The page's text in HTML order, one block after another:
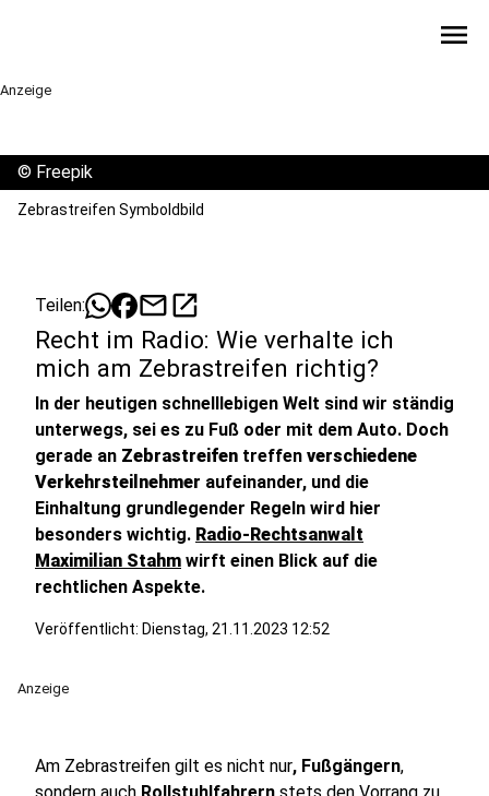
menu
Anzeige
© Freepik
Zebrastreifen Symboldbild
Teilen: mailopen_in_new
Recht im Radio: Wie verhalte ich
mich am Zebrastreifen richtig?
In der heutigen schnelllebigen Welt sind wir ständig
unterwegs, sei es zu Fuß oder mit dem Auto. Doch
gerade an Zebrastreifen treffen verschiedene
Verkehrsteilnehmer aufeinander, und die
Einhaltung grundlegender Regeln wird hier
besonders wichtig. Radio-Rechtsanwalt
Maximilian Stahm wirft einen Blick auf die
rechtlichen Aspekte.
Veröffentlicht: Dienstag, 21.11.2023 12:52
Anzeige
Am Zebrastreifen gilt es nicht nur, Fußgängern,